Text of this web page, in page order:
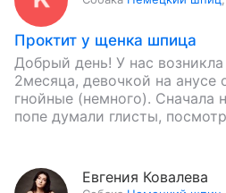
Проктит у щенка шпица
Добрый день! У нас
2месяца, девочкой на анусе
гнойные (немного). Сначала
попе думали глисты,
Евгения Ковалева